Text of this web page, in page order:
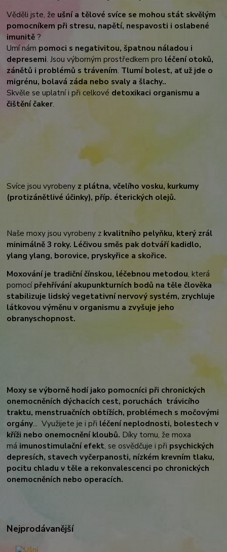
Věděli jste, že ušní a tělové svíce se mohou stát skvělým
pomocníkem při stresu, napětí, nespavosti i oslabené
imunitě?
Umí nám pomoci s negativitou, špatnou náladou i
depresemi. Jsou výborným prostředkem pro léčení otoků,
zánětů i problémů s trávením. Tlumí bolest, ať už jde o
migrénu, bolavá záda nebo svaly a šlachy..
Skvěle se uplatní i při celkové detoxikaci organismu a
čištění čaker.
Svíce jsou vyrobeny z plátna, včelího vosku, kurkumy
(protizánětlivé účinky), příp. éterických olejů.
Naše moxy jsou vyrobeny z kvalitního pelyňku, který zrál
minimálně 3 roky. Léčivou směs pak dotváří kadidlo,
ylang ylang, borovice, pryskyřice a skořice.
Moxování je tradiční čínskou, léčebnou metodou, která
pomocípřehřívání akupunkturních bodů na těle člověka
stabilizuje lidský vegetativní nervový systém, zrychluje
látkovou výměnu v organismu a zvyšuje jeho
obranyschopnost.
Moxy se výborně hodí jako pomocníci při chronických
onemocněních dýchacích cest, poruchách trávicího
traktu, menstruačních obtížích, problémech s močovými
orgány... Využijete je i při léčení neplodnosti, bolestech v
kříži nebo onemocnění kloubů. Díky tomu, že moxa
má imunostimulační efekt, se osvědčuje i při psychických
depresích, stavech vyčerpanosti, nízkém krevním tlaku,
pocitu chladu v těle a rekonvalescenci po chronických
onemocněních nebo operacích.
Nejprodávanější